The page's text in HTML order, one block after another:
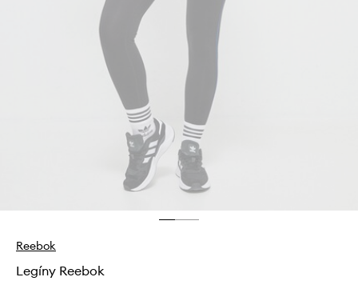
Reebok
Legíny Reebok